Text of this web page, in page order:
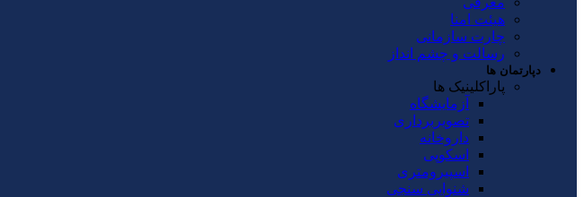
هیئت امنا
چارت سازمانی
رسالت و چشم انداز
دپارتمان ها
پاراکلینیک ها
آزمایشگاه
تصویربرداری
داروخانه
اسکوپی
اسپیرومتری
شنوایی سنجی